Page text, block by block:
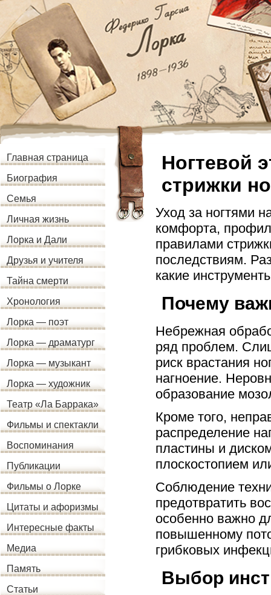
Главная страница
Биография
Семья
Личная жизнь
Лорка и Дали
Друзья и учителя
Тайна смерти
Хронология
Лорка — поэт
Лорка — драматург
Лорка — музыкант
Лорка — художник
Театр «Ла Баррака»
Фильмы и спектакли
Воспоминания
Публикации
Фильмы о Лорке
Цитаты и афоризмы
Интересные факты
Медиа
Память
Статьи
Ногтевой
стрижки
Уход за ногтями
комфорта,
правилами
последствиям.
какие
Почему
Небрежная
ряд проблем.
риск врастания
нагноение.
образование
Кроме того,
распределение
пластины и
плоскостопием
Соблюдение
предотвратить
особенно важно
повышенному
грибковых
Выбор